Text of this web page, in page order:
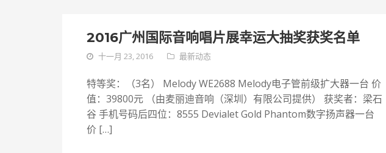
2016广州国际音响唱片展幸运大抽奖获奖名单
十一月 23, 2016 最新动态
特等奖：（3名） Melody WE2688 Melody电子管前级扩大器一台 价
值：39800元 （由麦丽迪音响（深圳）有限公司提供） 获奖者：梁石
谷 手机号码后四位：8555 Devialet Gold Phantom数字扬声器一台
价 […]